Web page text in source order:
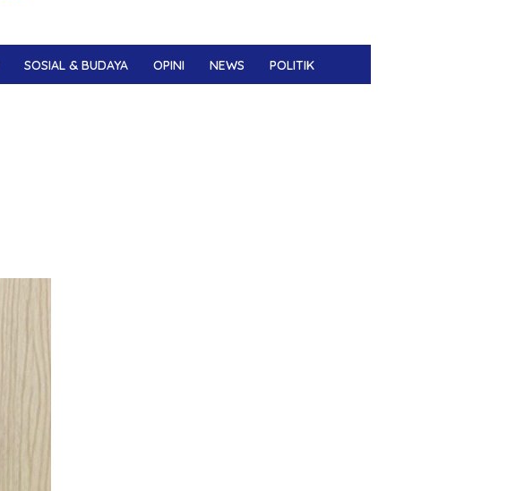
SOSIAL & BUDAYA OPINI NEWS POLITIK